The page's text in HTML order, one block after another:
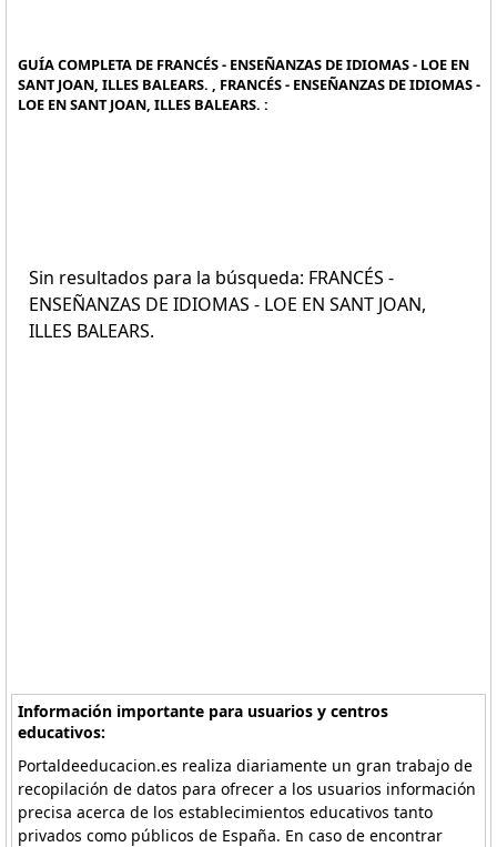
GUÍA COMPLETA DE FRANCÉS - ENSEÑANZAS DE IDIOMAS - LOE EN
SANT JOAN, ILLES BALEARS. , FRANCÉS - ENSEÑANZAS DE IDIOMAS -
LOE EN SANT JOAN, ILLES BALEARS. :
Sin resultados para la búsqueda: FRANCÉS -
ENSEÑANZAS DE IDIOMAS - LOE EN SANT JOAN,
ILLES BALEARS.
Información importante para usuarios y centros
educativos:
Portaldeeducacion.es realiza diariamente un gran trabajo de
recopilación de datos para ofrecer a los usuarios información
precisa acerca de los establecimientos educativos tanto
privados como públicos de España. En caso de encontrar